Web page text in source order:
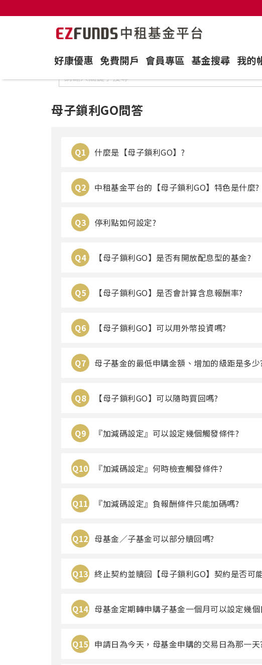
好康優惠 免費開戶 會員專區 基金搜尋 我的
母子鎖利GO問答
Q1 什麼是【母子鎖利GO】?
Q2 中租基金平台的【母子鎖利GO】特色是什麼?
Q3 停利點如何設定?
Q4 【母子鎖利GO】是否有開放配息型的基金?
Q5 【母子鎖利GO】是否會計算含息報酬率?
Q6 【母子鎖利GO】可以用外幣投資嗎?
Q7 母子基金的最低申購金額、增加的級距是多少
Q8 【母子鎖利GO】可以隨時買回嗎?
Q9 『加減碼設定』可以設定幾個觸發條件?
Q10 『加減碼設定』何時檢查觸發條件?
Q11 『加減碼設定』負報酬條件只能加碼嗎?
Q12 母基金／子基金可以部分贖回嗎?
Q13 終止契約並贖回【母子鎖利GO】契約是否可
Q14 母基金定期轉申購子基金一個月可以設定幾個
Q15 申請日為今天，母基金申購的交易日為那一天